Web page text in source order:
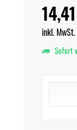
inkl. MwSt.
Sofort